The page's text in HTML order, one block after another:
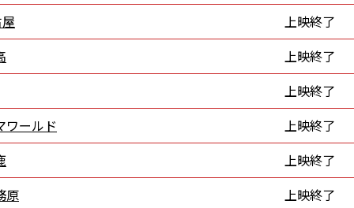
上映終了
上映終了
上映終了
ワールド
上映終了
上映終了
原
上映終了